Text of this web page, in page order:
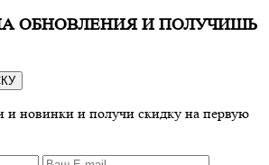
ОБНОВЛЕНИЯ И ПОЛУЧИШЬ
новинки и получи скидку на первую